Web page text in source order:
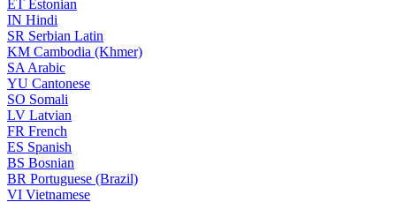
ET Estonian
IN Hindi
SR Serbian Latin
KM Cambodia (Khmer)
SA Arabic
YU Cantonese
SO Somali
LV Latvian
FR French
ES Spanish
BS Bosnian
BR Portuguese (Brazil)
VI Vietnamese